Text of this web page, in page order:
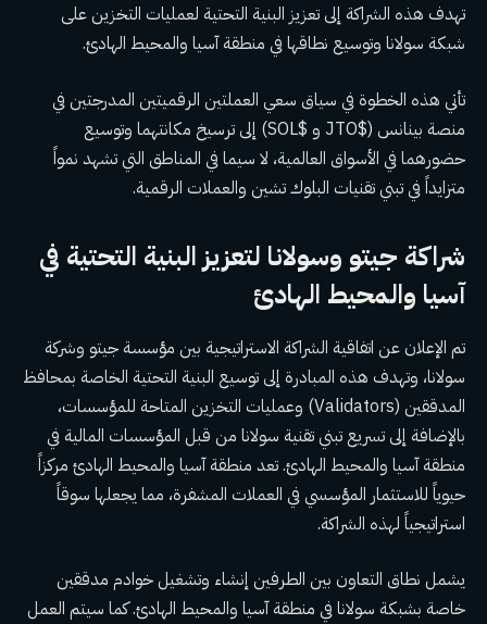
تهدف هذه الشراكة إلى تعزيز البنية التحتية لعمليات التخزين على
شبكة سولانا وتوسيع نطاقها في منطقة آسيا والمحيط الهادئ.
تأتي هذه الخطوة في سياق سعي العملتين الرقميتين المدرجتين في
منصة بينانس ($JTO و $SOL
) إلى ترسيخ مكانتهما وتوسيع
حضورهما في الأسواق العالمية، لا سيما في المناطق التي تشهد نمواً
متزايداً في تبني تقنيات البلوك تشين والعملات الرقمية.
شراكة جيتو وسولانا لتعزيز البنية التحتية في
آسيا والمحيط الهادئ
تم الإعلان عن اتفاقية الشراكة الاستراتيجية بين مؤسسة جيتو وشركة
سولانا، وتهدف هذه المبادرة إلى توسيع البنية التحتية الخاصة بمحافظ
المدققين (Validators) وعمليات التخزين المتاحة للمؤسسات،
بالإضافة إلى تسريع تبني تقنية سولانا من قبل المؤسسات المالية في
منطقة آسيا والمحيط الهادئ. تعد منطقة آسيا والمحيط الهادئ مركزاً
حيوياً للاستثمار المؤسسي في العملات المشفرة، مما يجعلها سوقاً
استراتيجياً لهذه الشراكة.
يشمل نطاق التعاون بين الطرفين إنشاء وتشغيل خوادم مدققين
خاصة بشبكة سولانا في منطقة آسيا والمحيط الهادئ. كما سيتم العمل